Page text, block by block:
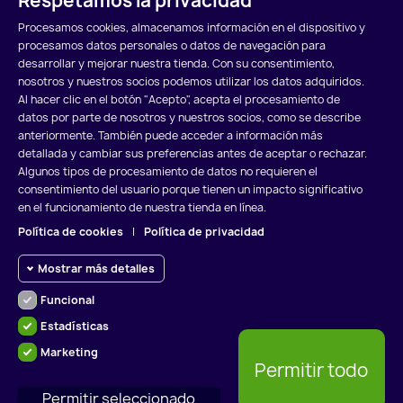
AVA-IV4067
961,89 €
Añadir al carrito
POLÍTICA DE COOKIES
POLÍTICA DE PRIVACIDAD
AVISO LEGAL
RADIADORES VALLADOLID S.L.
powered by NEWGATETECHNOLOGIES S.L. ®
Procesamos cookies, almacenamos información en el dispositivo y
procesamos datos personales o datos de navegación para
desarrollar y mejorar nuestra tienda. Con su consentimiento,
nosotros y nuestros socios podemos utilizar los datos adquiridos.
Al hacer clic en el botón "Acepto", acepta el procesamiento de
datos por parte de nosotros y nuestros socios, como se describe
anteriormente. También puede acceder a información más
detallada y cambiar sus preferencias antes de aceptar o rechazar.
Algunos tipos de procesamiento de datos no requieren el
consentimiento del usuario porque tienen un impacto significativo
en el funcionamiento de nuestra tienda en línea.
Política de cookies
| Política de privacidad
Mostrar más detalles
Funcional
Cookies requeridas y HttpOnly:
navegar por el sitio web y usar sus
funciones básicas. Estas cookies
Cookies
estadísticas
Funcional
Estadísticas
Marketing
Permitir seleccionado
Permitir todo